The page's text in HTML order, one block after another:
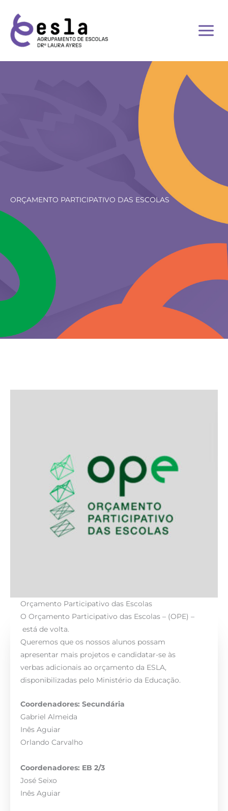
content
ORÇAMENTO PARTICIPATIVO DAS ESCOLAS
Orçamento Participativo das Escolas
O Orçamento Participativo das Escolas – (OPE) –
está de volta.
Queremos que os nossos alunos possam
apresentar mais projetos e candidatar-se às
verbas adicionais ao orçamento da ESLA,
disponibilizadas pelo Ministério da Educação.
Coordenadores: Secundária
Gabriel Almeida
Inês Aguiar
Orlando Carvalho
Coordenadores: EB 2/3
José Seixo
Inês Aguiar